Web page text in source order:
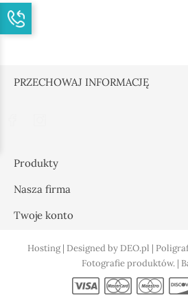
PRZECHOWAJ INFORMACJĘ
Produkty
Nasza firma
Twoje konto
Hosting | Designed by DEO.pl |
Fotografie produktów. |